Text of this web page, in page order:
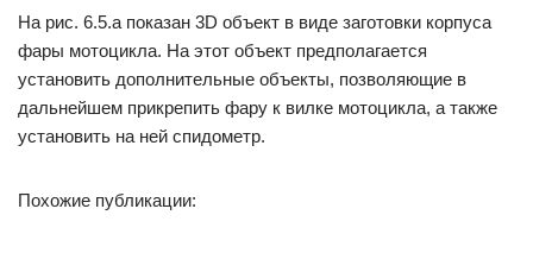
На рис. 6.5.а показан 3D объект в виде заготовки корпуса
фары мотоцикла. На этот объект предполагается
установить дополнительные объекты, позволяющие в
дальнейшем прикрепить фару к вилке мотоцикла, а также
установить на ней спидометр.
Похожие публикации: